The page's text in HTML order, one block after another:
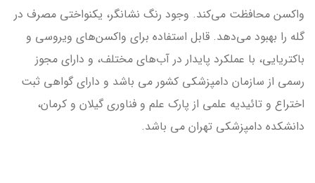
واکسن محافظت می‌کند. وجود رنگ نشانگر، یکنواختی مصرف در
گله را بهبود می‌دهد. قابل استفاده برای واکسن‌های ویروسی و
باکتریایی، با عملکرد پایدار در آب‌های مختلف، و دارای مجوز
رسمی از سازمان دامپزشکی کشور می باشد و دارای گواهی ثبت
اختراع و تائیدیه علمی از پارک علم و فناوری گیلان و کرمان،
دانشکده دامپزشکی تهران می باشد.